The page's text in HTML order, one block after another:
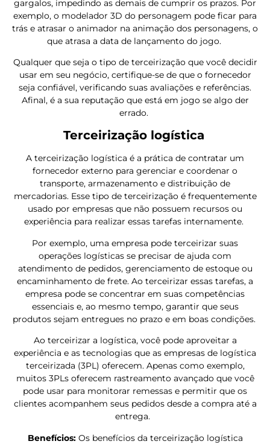
gargalos, impedindo as demais de cumprir os prazos. Por
exemplo, o modelador 3D do personagem pode ficar para
trás e atrasar o animador na animação dos personagens, o
que atrasa a data de lançamento do jogo.
Qualquer que seja o tipo de terceirização que você decidir
usar em seu negócio, certifique-se de que o fornecedor
seja confiável, verificando suas avaliações e referências.
Afinal, é a sua reputação que está em jogo se algo der
errado.
Terceirização logística
A terceirização logística é a prática de contratar um
fornecedor externo para gerenciar e coordenar o
transporte, armazenamento e distribuição de
mercadorias. Esse tipo de terceirização é frequentemente
usado por empresas que não possuem recursos ou
experiência para realizar essas tarefas internamente.
Por exemplo, uma empresa pode terceirizar suas
operações logísticas se precisar de ajuda com
atendimento de pedidos, gerenciamento de estoque ou
encaminhamento de frete. Ao terceirizar essas tarefas, a
empresa pode se concentrar em suas competências
essenciais e, ao mesmo tempo, garantir que seus
produtos sejam entregues no prazo e em boas condições.
Ao terceirizar a logística, você pode aproveitar a
experiência e as tecnologias que as empresas de logística
terceirizada (3PL) oferecem. Apenas como exemplo,
muitos 3PLs oferecem rastreamento avançado que você
pode usar para monitorar remessas e permitir que os
clientes acompanhem seus pedidos desde a compra até a
entrega.
Benefícios: Os benefícios da terceirização logística